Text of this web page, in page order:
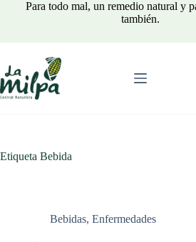
Para todo mal, un remedio natural y
también.
Etiqueta Bebida
Bebidas, Enfermedades